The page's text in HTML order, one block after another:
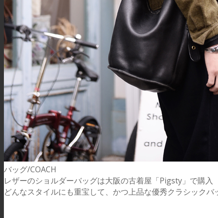
バッグ/COACH
レザーのショルダーバッグは大阪の古着屋「Pigsty」で購入
どんなスタイルにも重宝して、かつ上品な優秀クラシックバ